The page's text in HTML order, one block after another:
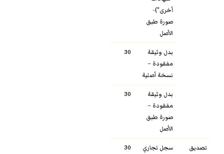
أخرى")-
صورة طبق
الأصل
بدل وثيقة
مفقودة –
نسخة أصلية
30
بدل وثيقة
مفقودة –
صورة طبق
الأصل
30
تصديق
سجل تجاري
30